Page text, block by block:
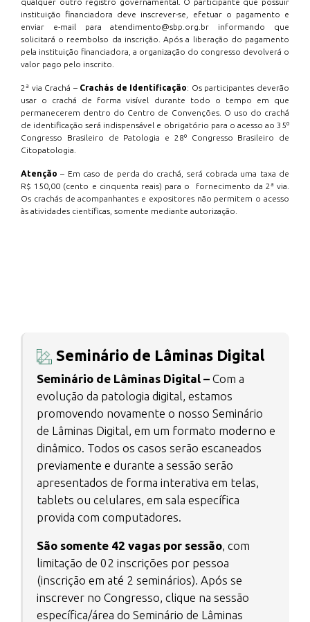
instituição financiadora deve inscrever-se, efetuar o pagamento e
enviar e-mail para atendimento@sbp.org.br informando que
solicitará o reembolso da inscrição. Após a liberação do pagamento
pela instituição financiadora, a organização do congresso devolverá o
valor pago pelo inscrito.
2ª via Crachá – Crachás de Identificação: Os participantes deverão
usar o crachá de forma visível durante todo o tempo em que
permanecerem dentro do Centro de Convenções. O uso do crachá
de identificação será indispensável e obrigatório para o acesso ao 35º
Congresso Brasileiro de Patologia e 28º Congresso Brasileiro de
Citopatologia.
Atenção – Em caso de perda do crachá, será cobrada uma taxa de
R$ 150,00 (cento e cinquenta reais) para o fornecimento da 2ª via.
Os crachás de acompanhantes e expositores não permitem o acesso
às atividades científicas, somente mediante autorização.
Seminário de Lâminas Digital
Seminário de Lâminas Digital – Com a
evolução da patologia digital, estamos
promovendo novamente o nosso Seminário
de Lâminas Digital, em um formato moderno e
dinâmico. Todos os casos serão escaneados
previamente e durante a sessão serão
apresentados de forma interativa em telas,
tablets ou celulares, em sala específica
provida com computadores.
São somente 42 vagas por sessão, com
limitação de 02 inscrições por pessoa
(inscrição em até 2 seminários). Após se
inscrever no Congresso, clique na sessão
específica/área do Seminário de Lâminas